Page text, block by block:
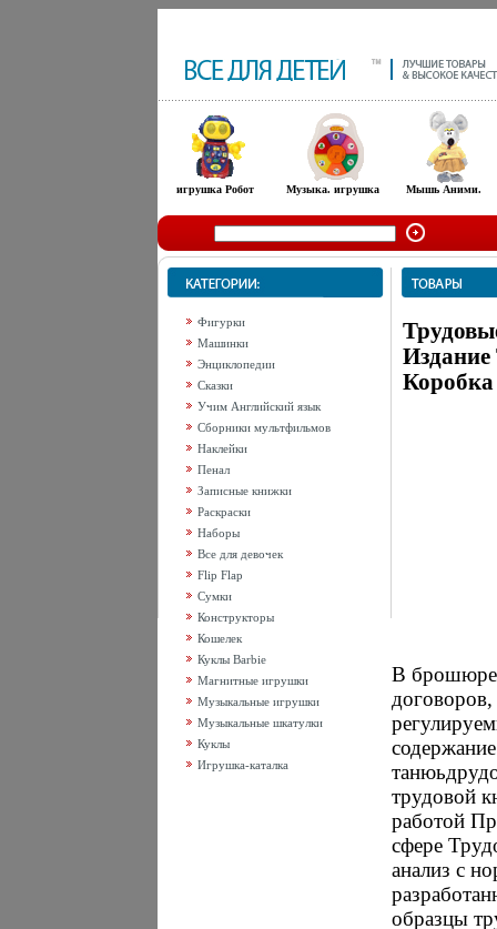
игрушка Робот Музыка. игрушка Мышь Аними.
Фигурки
Машинки
Энциклопедии
Сказки
Учим Английский язык
Сборники мультфильмов
Наклейки
Пенал
Записные книжки
Раскраски
Наборы
Все для девочек
Flip Flap
Сумки
Конструкторы
Кошелек
Куклы Barbie
Магнитные игрушки
Музыкальные игрушки
Музыкальные шкатулки
Куклы
Игрушка-каталка
Коробка
В брошюре
трудовой
работой
сфере
анализ с
образцы